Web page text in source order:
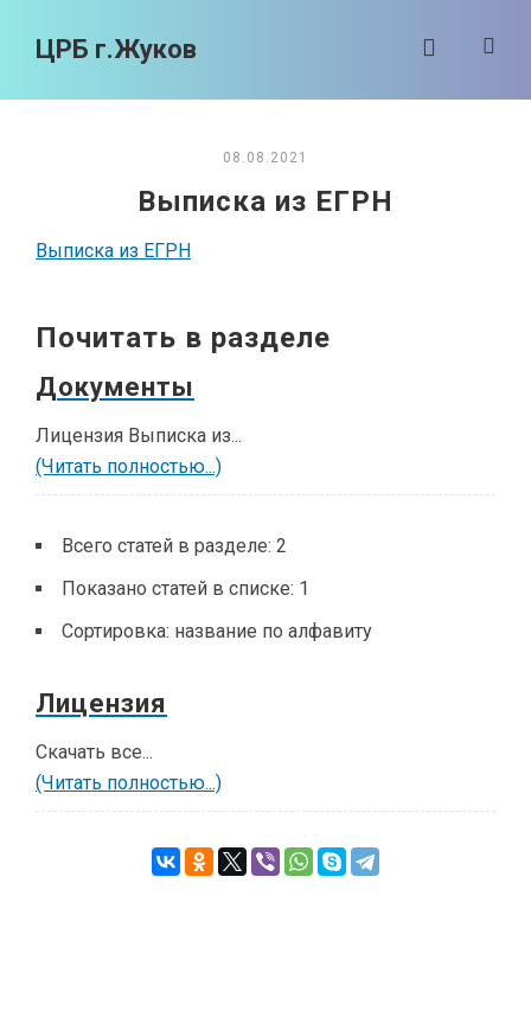
ЦРБ г.Жуков
08.08.2021
Выписка из ЕГРН
Выписка из ЕГРН
Почитать в разделе
Документы
Лицензия Выписка из...
(Читать полностью...)
Всего статей в разделе: 2
Показано статей в списке: 1
Сортировка: название по алфавиту
Лицензия
Скачать все...
(Читать полностью...)